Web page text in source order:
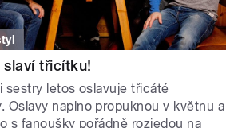
slaví třicítku!
sestry letos oslavuje třicáté
Oslavy naplno propuknou v květnu a
s fanoušky pořádně rozjedou na